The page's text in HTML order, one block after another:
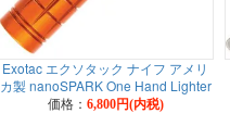
Exotac エクソタック ナイフ アメリ
カ製 nanoSPARK One Hand Lighter
価格： 6,800円(内税)